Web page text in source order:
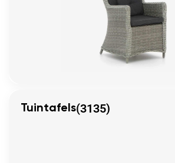
Tuintafels(3135)